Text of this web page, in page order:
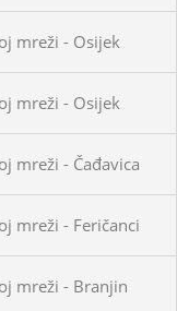
mreži - Osijek
mreži - Osijek
mreži - Čađavica
mreži - Feričanci
mreži - Branjin